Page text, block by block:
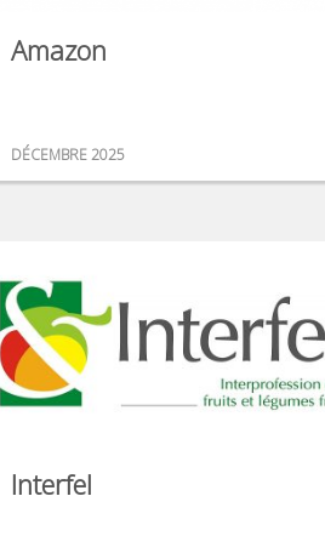
Amazon
DÉCEMBRE 2025
Interfel